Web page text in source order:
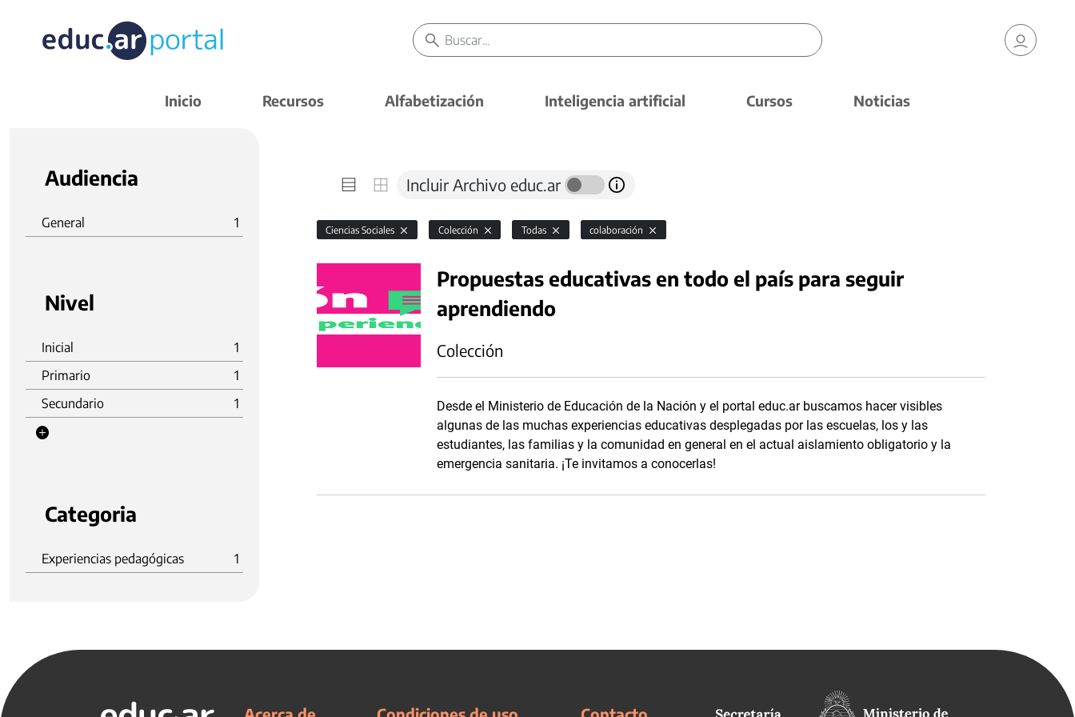
Inicio Recursos Alfabetización Inteligencia artificial Cursos Noticias
Audiencia
General 1
Nivel
Inicial
1
Primario
1
Secundario
1
Categoria
Experiencias pedagógicas 1
Incluir Archivo educ.ar
Ciencias Sociales Colección Todas colaboración
Propuestas educativas en todo el país para seguir
aprendiendo
Colección
Desde el Ministerio de Educación de la Nación y el portal educ.ar buscamos hacer visibles
algunas de las muchas experiencias educativas desplegadas por las escuelas, los y las
estudiantes, las familias y la comunidad en general en el actual aislamiento obligatorio y la
emergencia sanitaria. ¡Te invitamos a conocerlas!